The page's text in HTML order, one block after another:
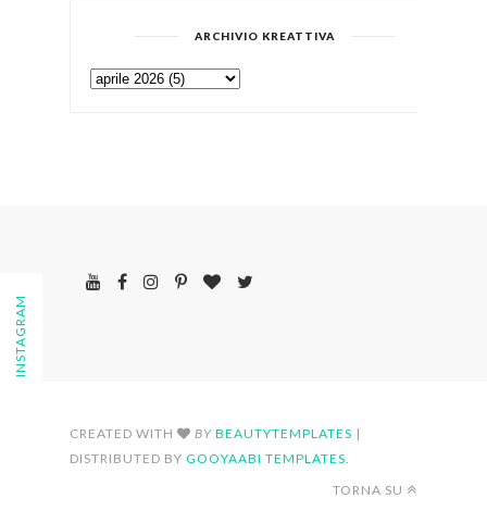
ARCHIVIO KREATTIVA
FOLLOW ON INSTAGRAM CREATED WITH BY BEAUTYTEMPLATES |
DISTRIBUTED BY GOOYAABI TEMPLATES
TORNA SU